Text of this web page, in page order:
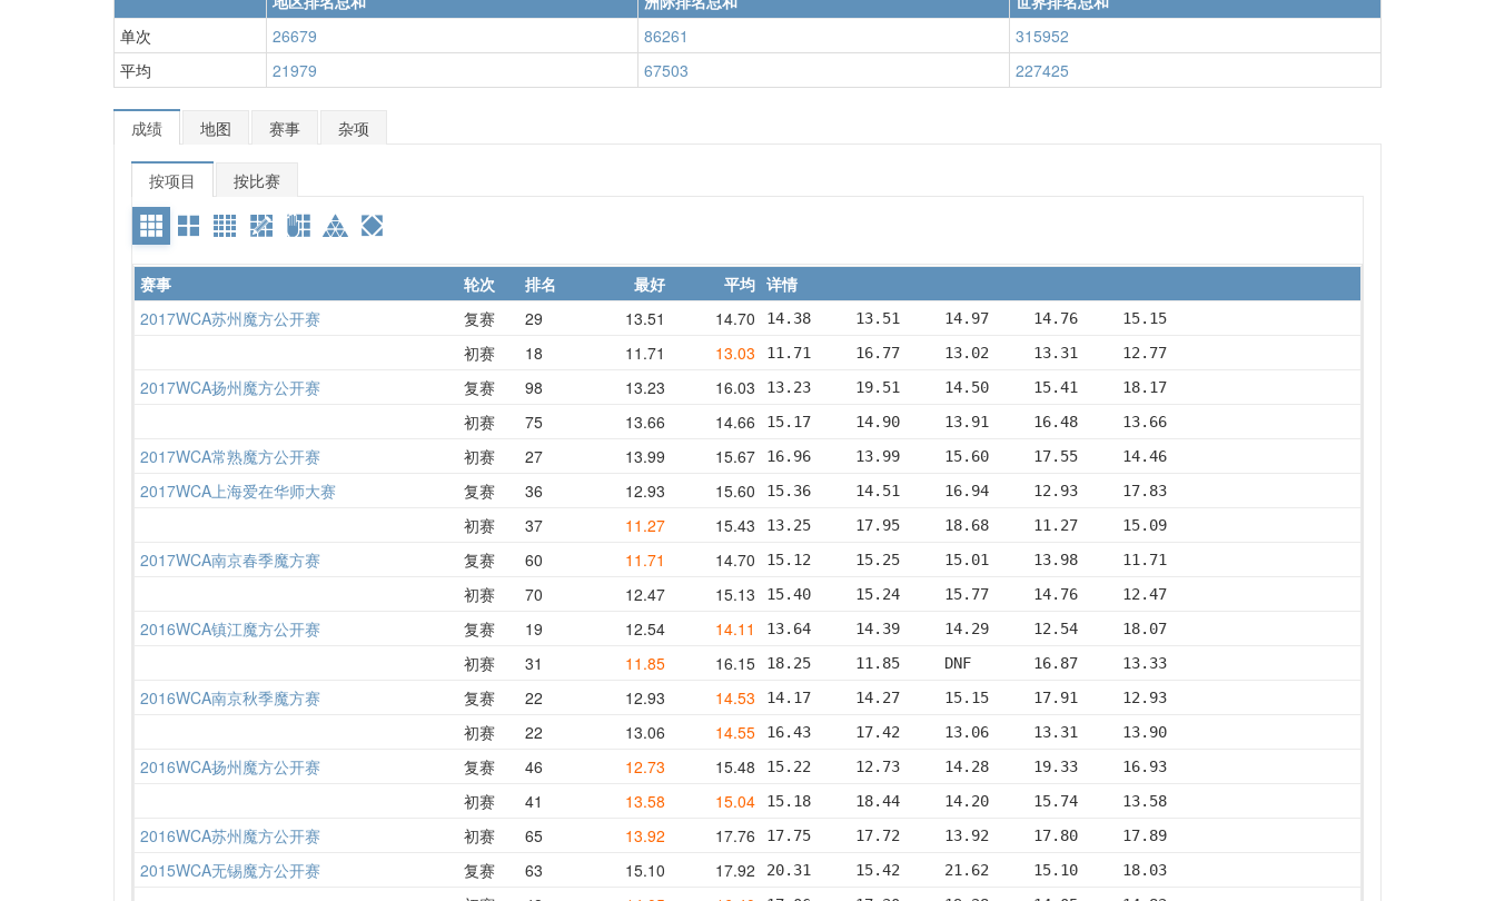
单次
26679 86261
315952
平均
21979 67503 227425
成绩 地图 赛事 杂项
按项目 按比赛
赛事 轮次 排名 最好 平均 详情
2017WCA苏州魔方公开赛
复赛 29 13.51 14.70 14.38     13.51     14.97     14.76     15.15
初赛 18 11.71 13.03 11.71     16.77     13.02     13.31     12.77
2017WCA扬州魔方公开赛 复赛 98 13.23 16.03 13.23     19.51     14.50     15.41     18.17
初赛 75 13.66 14.66 15.17     14.90     13.91     16.48     13.66
2017WCA常熟魔方公开赛 初赛 27 13.99 15.67 16.96     13.99     15.60     17.55     14.46
2017WCA上海爱在华师大赛 复赛 36 12.93 15.60 15.36     14.51     16.94     12.93     17.83
初赛 37 11.27 15.43 13.25     17.95     18.68     11.27     15.09
2017WCA南京春季魔方赛 复赛 60 11.71 14.70 15.12     15.25     15.01     13.98     11.71
初赛 70 12.47 15.13 15.40     15.24     15.77     14.76     12.47
2016WCA镇江魔方公开赛 复赛 19 12.54 14.11 13.64     14.39     14.29     12.54     18.07
初赛 31 11.85 16.15 18.25     11.85     DNF       16.87     13.33
2016WCA南京秋季魔方赛 复赛 22 12.93 14.53 14.17     14.27     15.15     17.91     12.93
初赛 22 13.06 14.55 16.43     17.42     13.06     13.31     13.90
2016WCA扬州魔方公开赛 复赛 46 12.73 15.48 15.22     12.73     14.28     19.33     16.93
初赛 41 13.58 15.04 15.18     18.44     14.20     15.74     13.58
2016WCA苏州魔方公开赛 初赛 65 13.92 17.76 17.75     17.72     13.92     17.80     17.89
2015WCA无锡魔方公开赛 复赛 63 15.10 17.92 20.31     15.42     21.62     15.10     18.03